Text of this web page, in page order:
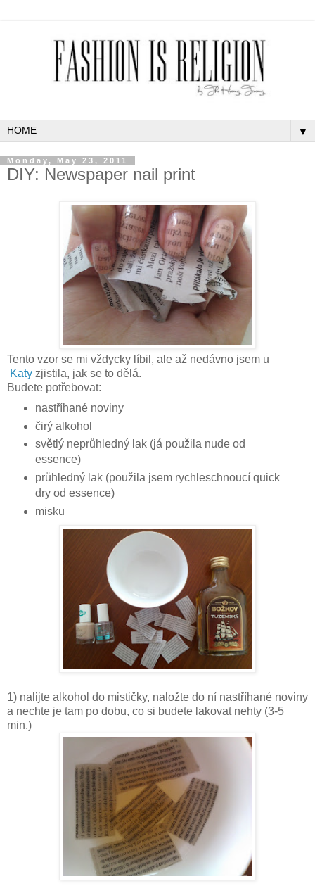
▼
Monday, May 23, 2011
DIY: Newspaper nail print
Tento vzor se mi vždycky líbil, ale až nedávno jsem u
Katy zjistila, jak se to dělá.
Budete potřebovat:
nastříhané noviny
čirý alkohol
světlý neprůhledný lak (já použila nude od
essence)
průhledný lak (použila jsem rychleschnoucí quick
dry od essence)
misku
1) nalijte alkohol do mističky, naložte do ní nastříhané noviny
a nechte je tam po dobu, co si budete lakovat nehty (3-5
min.)